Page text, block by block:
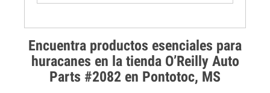
Encuentra productos esenciales para
huracanes en la tienda O’Reilly Auto
Parts #2082 en Pontotoc, MS
Prueba de alternadores y
arrancadores
Revisión de la luz "Check Engine"